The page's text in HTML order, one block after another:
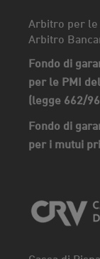
Arbitro per
Arbitro
Fondo di
per le PMI
(legge 662/
Fondo di
per i mutui